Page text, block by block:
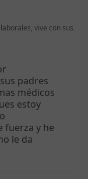
vive con sus
padres
médicos
estoy
fuerza y he
le da